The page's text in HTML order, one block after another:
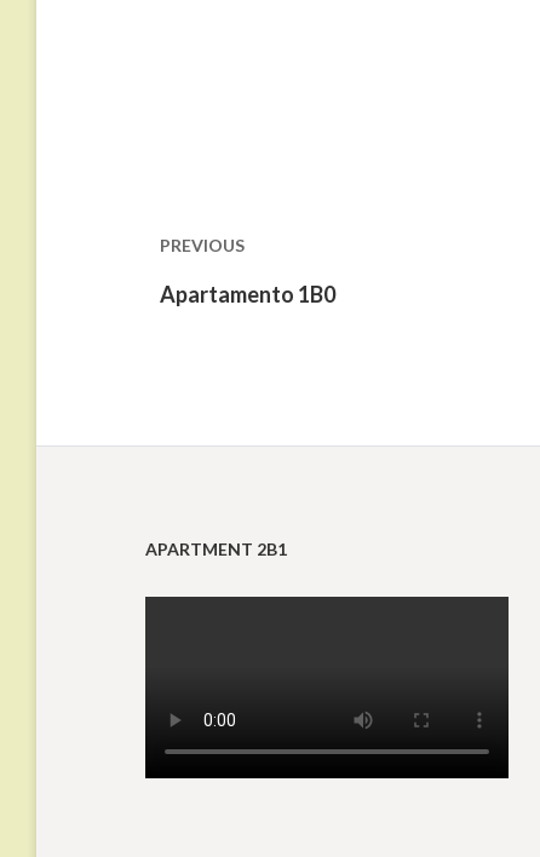
entradas
PREVIOUS
Previous
Apartamento 1B0
APARTMENT 2B1